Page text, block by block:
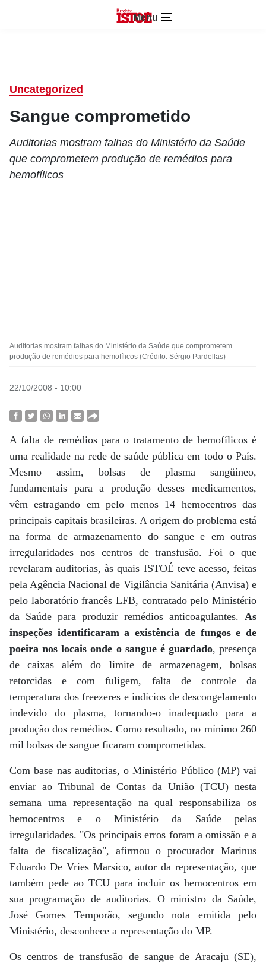
Menu
Uncategorized
Sangue comprometido
Auditorias mostram falhas do Ministério da Saúde
que comprometem produção de remédios para
hemofílicos
Auditorias mostram falhas do Ministério da Saúde que comprometem
produção de remédios para hemofílicos (Crédito: Sérgio Pardellas)
22/10/2008 - 10:00
A falta de remédios para o tratamento de hemofílicos é
uma realidade na rede de saúde pública em todo o País.
Mesmo assim, bolsas de plasma sangüíneo,
fundamentais para a produção desses medicamentos,
vêm estragando em pelo menos 14 hemocentros das
principais capitais brasileiras. A origem do problema está
na forma de armazenamento do sangue e em outras
irregularidades nos centros de transfusão. Foi o que
revelaram auditorias, às quais ISTOÉ teve acesso, feitas
pela Agência Nacional de Vigilância Sanitária (Anvisa) e
pelo laboratório francês LFB, contratado pelo Ministério
da Saúde para produzir remédios anticoagulantes. As
inspeções identificaram a existência de fungos e de
poeira nos locais onde o sangue é guardado, presença
de caixas além do limite de armazenagem, bolsas
retorcidas e com fuligem, falta de controle da
temperatura dos freezeres e indícios de descongelamento
indevido do plasma, tornando-o inadequado para a
produção dos remédios. Como resultado, no mínimo 260
mil bolsas de sangue ficaram comprometidas.
Com base nas auditorias, o Ministério Público (MP) vai
enviar ao Tribunal de Contas da União (TCU) nesta
semana uma representação na qual responsabiliza os
hemocentros e o Ministério da Saúde pelas
irregularidades. "Os principais erros foram a omissão e a
falta de fiscalização", afirmou o procurador Marinus
Eduardo De Vries Marsico, autor da representação, que
também pede ao TCU para incluir os hemocentros em
sua programação de auditorias. O ministro da Saúde,
José Gomes Temporão, segundo nota emitida pelo
Ministério, desconhece a representação do MP.
Os centros de transfusão de sangue de Aracaju (SE),